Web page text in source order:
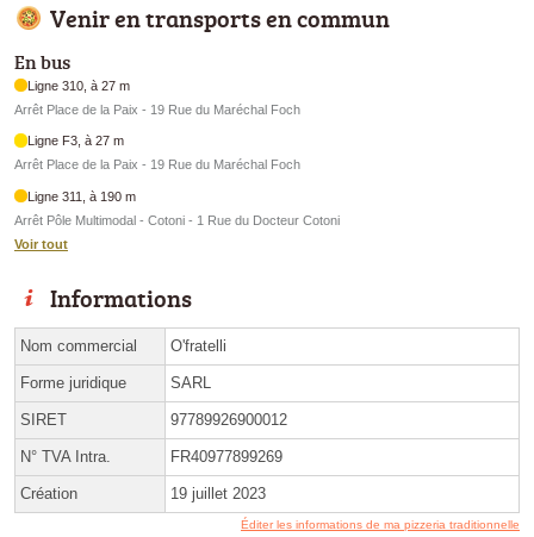
Venir en transports en commun
En bus
Ligne 310, à 27 m
Arrêt Place de la Paix - 19 Rue du Maréchal Foch
Ligne F3, à 27 m
Arrêt Place de la Paix - 19 Rue du Maréchal Foch
Ligne 311, à 190 m
Arrêt Pôle Multimodal - Cotoni - 1 Rue du Docteur Cotoni
Voir tout
Informations
Nom commercial O'fratelli
Forme juridique SARL
SIRET 97789926900012
N° TVA Intra. FR40977899269
Création 19 juillet 2023
Éditer les informations de ma pizzeria traditionnelle